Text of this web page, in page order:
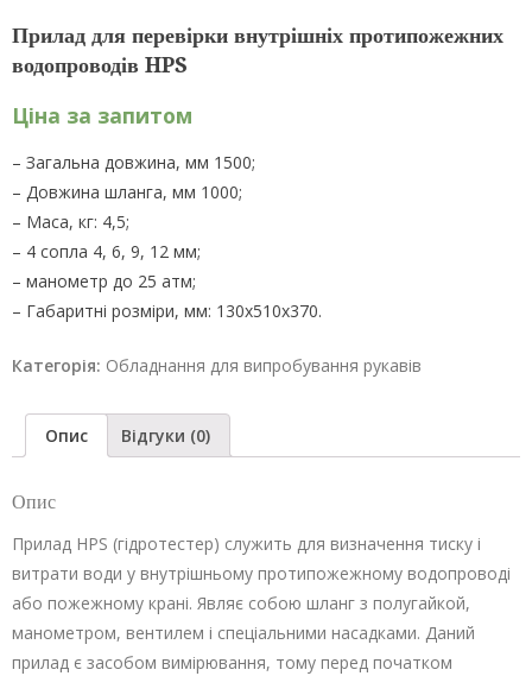
Прилад для перевірки внутрішніх протипожежних
водопроводів HPS
Ціна за запитом
– Загальна довжина, мм 1500;
– Довжина шланга, мм 1000;
– Маса, кг: 4,5;
– 4 сопла 4, 6, 9, 12 мм;
– манометр до 25 атм;
– Габаритні розміри, мм: 130х510х370.
Категорія: Обладнання для випробування рукавів
Опис Відгуки (0)
Опис
Прилад HPS (гідротестер) служить для визначення тиску і
витрати води у внутрішньому протипожежному водопроводі
або пожежному крані. Являє собою шланг з полугайкой,
манометром, вентилем і спеціальними насадками. Даний
прилад є засобом вимірювання, тому перед початком